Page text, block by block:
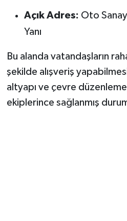
Açık Adres: Oto
Yanı
Bu alanda vatandaşların
şekilde alışveriş
altyapı ve çevre
ekiplerince sağlanmış